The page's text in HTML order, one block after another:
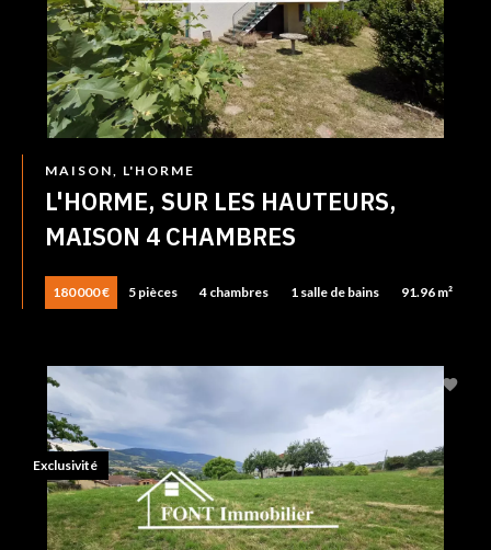
MAISON, L'HORME
L'HORME, SUR LES HAUTEURS,
MAISON 4 CHAMBRES
180 000 € 5 pièces 4 chambres 1 salle de bains 91.96 m²
Exclusivité